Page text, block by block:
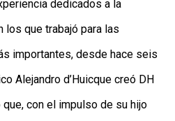
dedicados a la
los que trabajó para las
importantes, desde hace seis
Alejandro d’Huicque creó DH
con el impulso de su hijo